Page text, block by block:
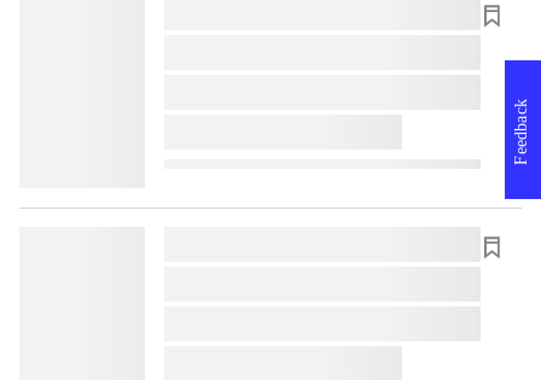
lorem ipsum dolor sit amet ...
lorem ipsum dolor sit amet ...
lorem ipsum dolor sit amet ...
lorem ipsum dolor sit amet ...
Feedback